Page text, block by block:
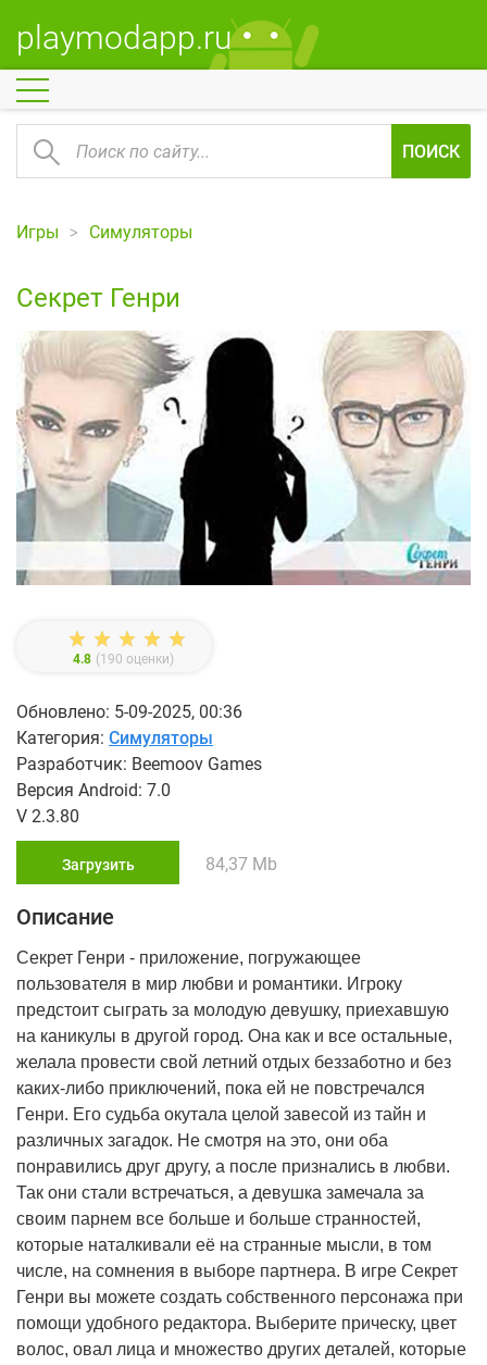
playmodapp.ru
ПОИСК
Игры Симуляторы
Секрет Генри
4.8 (190 оценки)
Обновлено: 5-09-2025, 00:36
Категория: Симуляторы
Разработчик: Beemoov Games
Версия Android: 7.0
V 2.3.80
Загрузить 84,37 Mb
Описание
Секрет Генри - приложение, погружающее
пользователя в мир любви и романтики. Игроку
предстоит сыграть за молодую девушку, приехавшую
на каникулы в другой город. Она как и все остальные,
желала провести свой летний отдых беззаботно и без
каких-либо приключений, пока ей не повстречался
Генри. Его судьба окутала целой завесой из тайн и
различных загадок. Не смотря на это, они оба
понравились друг другу, а после признались в любви.
Так они стали встречаться, а девушка замечала за
своим парнем все больше и больше странностей,
которые наталкивали её на странные мысли, в том
числе, на сомнения в выборе партнера. В игре Секрет
Генри вы можете создать собственного персонажа при
помощи удобного редактора. Выберите прическу, цвет
волос, овал лица и множество других деталей, которые